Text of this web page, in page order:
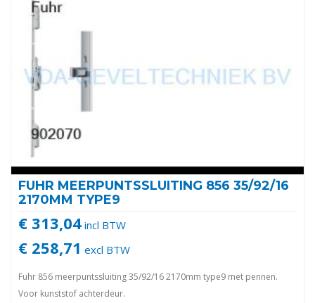
FUHR MEERPUNTSSLUITING 856 35/92/16
2170MM TYPE9
€ 313,04 incl BTW
€ 258,71 excl BTW
Fuhr 856 meerpuntssluiting 35/92/16 2170mm type9 met pennen.
Voor kunststof achterdeur.